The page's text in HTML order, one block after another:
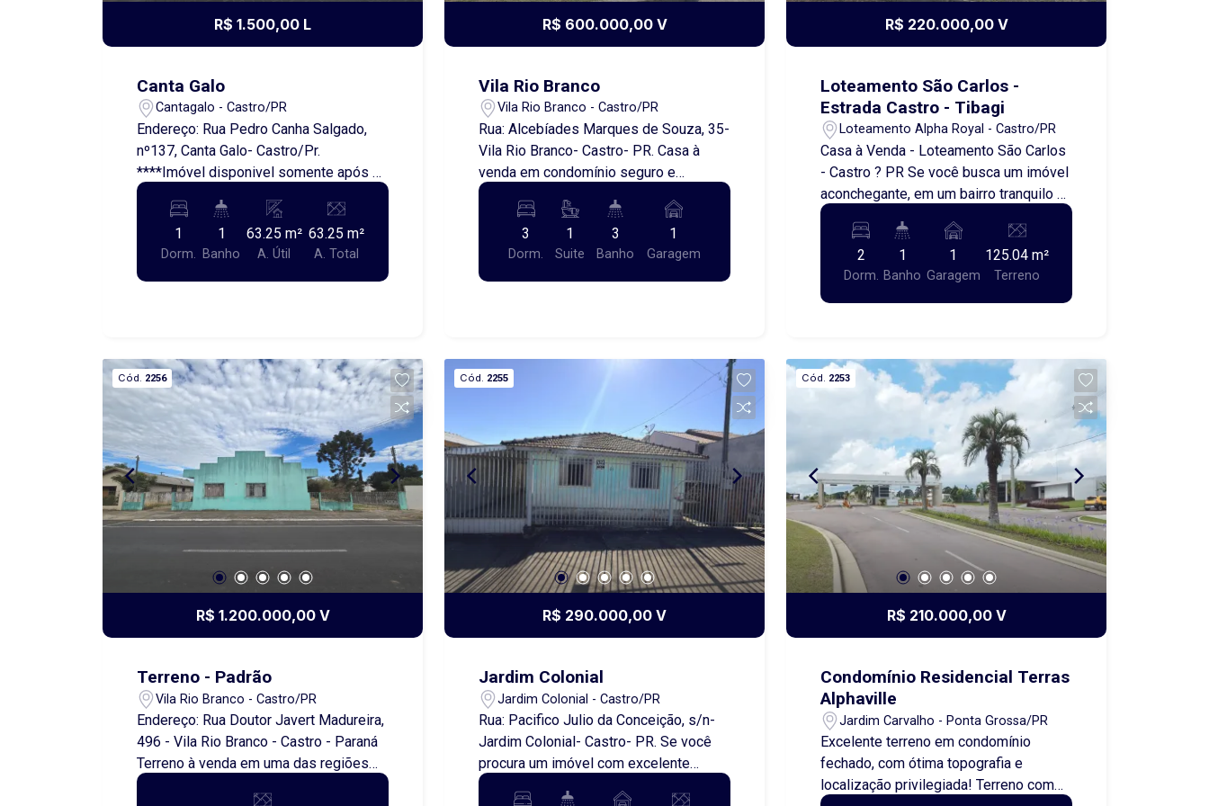
aquisição no litoral de SC.
R$ 1.500,00 L
Canta Galo
Cantagalo - Castro/PR
Endereço: Rua Pedro Canha Salgado,
nº137, Canta Galo- Castro/Pr.
****Imóvel disponivel somente após a
Agroleite**** Kitnet para Locação Se
você procura praticidade, conforto e um
imóvel aconchegante, esta é uma
excelente oportunidade! Localizada no
bairro Canta Galo, esta kitnet possui
lavanderia, oferecendo um ambiente
funcional e bem aproveitado para o dia
a dia. O imóvel não possui vaga de
garagem, sendo uma ótima opção para
quem busca um espaço compacto,
confortável e com excelente custo-
benefício. No valor de locação já esta
incluso agua e luz. Entre em contato
Obs.: Além do aluguel e encargos
contra Incêndio e Vendaval (valor sob
Imóvel (FCI) equivalente a 5% do valor
do aluguel. Os valores de IPTU
apresentados são estimativos e estão
sujeitos a alterações.
1
Dorm.
1
Banho
63.25 m²
A. Útil
63.25 m²
A. Total
R$ 600.000,00 V
Vila Rio Branco
Vila Rio Branco - Castro/PR
Rua: Alcebíades Marques de Souza, 35-
Vila Rio Branco- Castro- PR. Casa à
venda em condomínio seguro e
tranquilo Apresentamos esta excelente
casa localizada em um condomínio
seguro e tranquilo, em um dos bairros
mais valorizados da cidade. Um imóvel
ideal para famílias que valorizam
residência oferece o espaço perfeito
para o dia a dia e para momentos
especiais com quem você ama. A área
de lazer conta com uma ampla
churrasqueira, ideal para reunir amigos
e familiares nos fins de semana,
proporcionando momentos
inesquecíveis de convivência e
descontração. Se você procura um lugar
para viver com tranquilidade, cercado
por segurança e em uma localização
3
Dorm.
1
Suite
3
Banho
1
Garagem
R$ 220.000,00 V
Loteamento São Carlos -
Estrada Castro - Tibagi
Loteamento Alpha Royal - Castro/PR
Casa à Venda - Loteamento São Carlos
- Castro ? PR Se você busca um imóvel
aconchegante, em um bairro tranquilo e
com fácil acesso ao centro da cidade,
esta é uma excelente oportunidade!
Localização: Rua Omar Chaek, nº 26 ?
Loteamento São Carlos - Estrada
Castro - Tibagi O imóvel conta com: * 2
vaga de garagem Localizada em uma
região calma e agradável, a casa
oferece qualidade de vida e praticidade
no dia a dia. Está a poucos minutos do
centro de Castro e conta com
transporte público nas proximidades,
facilitando o deslocamento. Ideal para
quem procura o primeiro imóvel ou
deseja investir com segurança. Agende
uma visita e venha conhecer esta
oportunidade!
2
Dorm.
1
Banho
1
Garagem
125.04 m²
Terreno
Cód. 2256
R$ 1.200.000,00 V
Terreno - Padrão
Vila Rio Branco - Castro/PR
Endereço: Rua Doutor Javert Madureira,
496 - Vila Rio Branco - Castro - Paraná
Terreno à venda em uma das regiões
que mais crescem em Castro.
Cód. 2255
R$ 290.000,00 V
Jardim Colonial
Jardim Colonial - Castro/PR
Rua: Pacifico Julio da Conceição, s/n-
Jardim Colonial- Castro- PR. Se você
procura um imóvel com excelente
potencial de valorização, esta é a
Cód. 2253
R$ 210.000,00 V
Condomínio Residencial Terras
Alphaville
Jardim Carvalho - Ponta Grossa/PR
Excelente terreno em condomínio
fechado, com ótima topografia e
localização privilegiada! Terreno com